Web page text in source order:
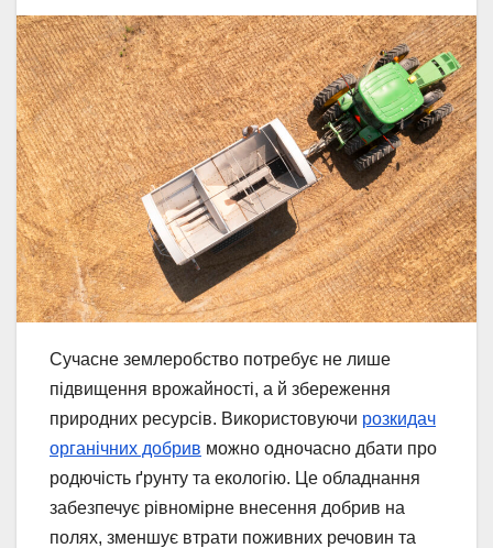
Сучасне землеробство потребує не лише
підвищення врожайності, а й збереження
природних ресурсів. Використовуючи розкидач
органічних добрив можно одночасно дбати про
родючість ґрунту та екологію. Це обладнання
забезпечує рівномірне внесення добрив на
полях, зменшує втрати поживних речовин та